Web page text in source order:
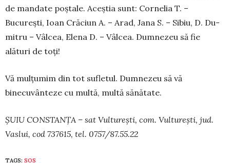
de mandate poștale. Aceștia sunt: Cornelia T. –
București, Ioan Crăciun A. – Arad, Jana S. – Sibiu, D. Du­
mitru – Vâlcea, Elena D. – Vâlcea. Dum­nezeu să fie
alături de toți!
Vă mulțumim din tot sufletul. Dumnezeu să vă
binecuvânteze cu multă, multă sănătate.
ȘUIU CONSTANȚA – sat Vulturești, com. Vulturești, jud.
Vaslui, cod 737615, tel. 0757/87.55.22
TAGS: SOS